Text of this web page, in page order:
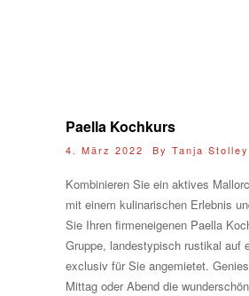
Paella Kochkurs
4. März 2022 By Tanja Stolley
Kombinieren Sie ein aktives
mit einem kulinarischen Erlebnis
Sie Ihren firmeneigenen Paella
Gruppe, landestypisch rustikal auf
exclusiv für Sie angemietet.
Mittag oder Abend die